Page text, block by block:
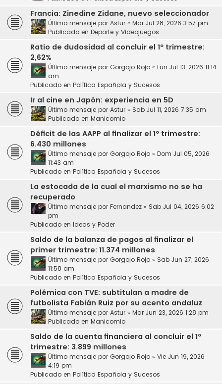
Francia: Zinedine Zidane, nuevo seleccionador
Último mensaje por Astur « Mar Jul 28, 2026 3:57 pm
Publicado en Deporte y Videojuegos
Ratio de dudosidad al concluir el 1º trimestre:
2,62%
Último mensaje por Gorgojo Rojo « Lun Jul 13, 2026 11:14
am
Publicado en Política Española y Sucesos
Ir al cine en Japón: experiencia en 5D
Último mensaje por Astur « Sab Jul 11, 2026 7:35 am
Publicado en Manicomio
Déficit de las AAPP al finalizar el 1º trimestre:
6.430 millones
Último mensaje por Gorgojo Rojo « Dom Jul 05, 2026
11:43 am
Publicado en Política Española y Sucesos
La estocada de la cual el marxismo no se ha
recuperado
Último mensaje por Fernandez « Sab Jul 04, 2026 6:02
pm
Publicado en Ideas y Poder
Saldo de la balanza de pagos al finalizar el
primer trimestre: 11.374 millones
Último mensaje por Gorgojo Rojo « Sab Jun 27, 2026
11:58 am
Publicado en Política Española y Sucesos
Polémica con TVE: subtitulan a madre de
futbolista Fabián Ruiz por su acento andaluz
Último mensaje por Astur « Mar Jun 23, 2026 1:28 pm
Publicado en Manicomio
Saldo de la cuenta financiera al concluir el 1º
trimestre: 3.899 millones
Último mensaje por Gorgojo Rojo « Vie Jun 19, 2026
4:19 pm
Publicado en Política Española y Sucesos